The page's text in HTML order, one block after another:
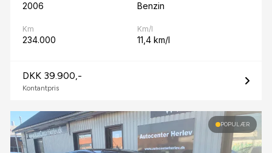
2006 Benzin
Km
234.000
Km/l
11,4 km/l
DKK 39.900,-
Kontantpris
POPULÆR